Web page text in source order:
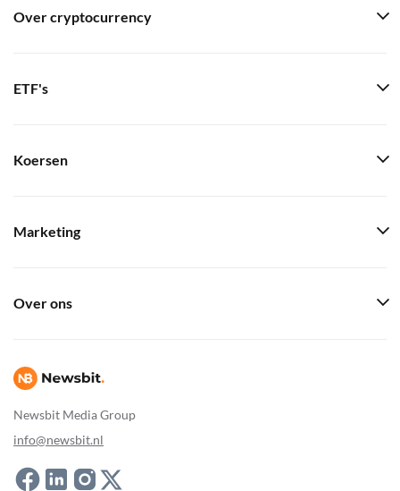
Newsbit Media Group
info@newsbit.nl
Over cryptocurrency
ETF's
Koersen
Marketing
Over ons